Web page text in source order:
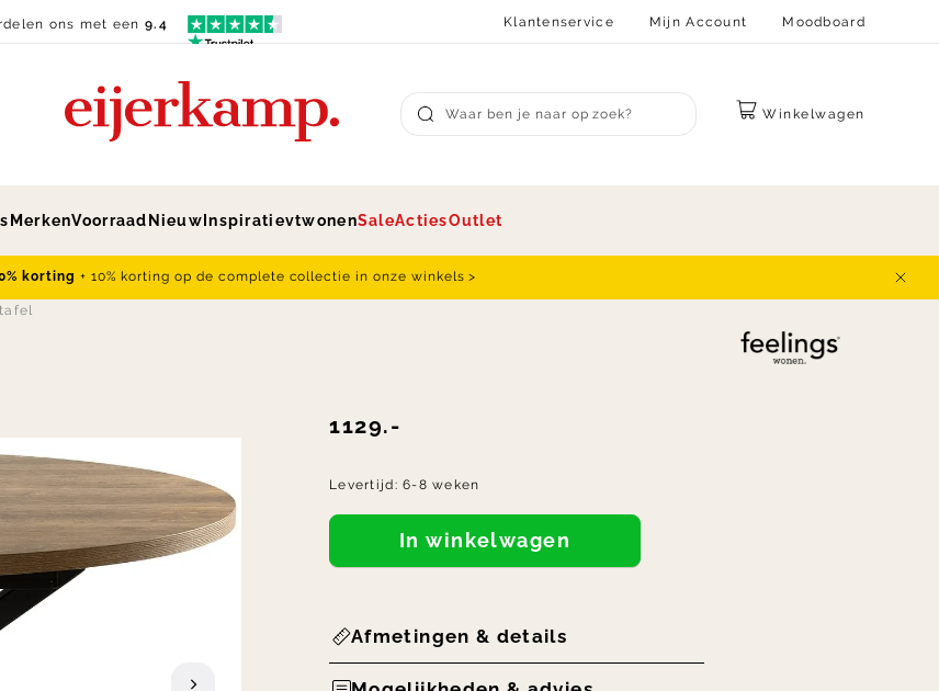
ons met een9.4 Klantenservice Mijn Account Moodboard
Submit search
Winkelwagen
MerkenVoorraad Nieuw InspiratievtwonenSaleActiesOutlet
korting + 10% korting op de complete collectie in onze winkels >
1129.-
Levertijd:6-8 weken
In winkelwagen
Afmetingen & details